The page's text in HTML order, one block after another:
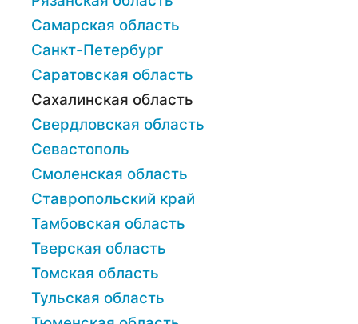
Самарская область
Санкт-Петербург
Саратовская область
Сахалинская область
Свердловская область
Севастополь
Смоленская область
Ставропольский край
Тамбовская область
Тверская область
Томская область
Тульская область